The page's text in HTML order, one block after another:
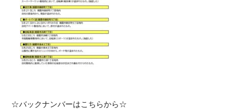
☆バックナンバーはこちらから☆